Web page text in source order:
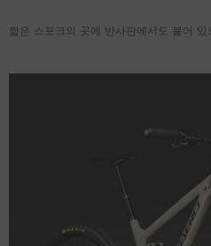
짧은 스포크의 곳에 반사판에서도 붙어